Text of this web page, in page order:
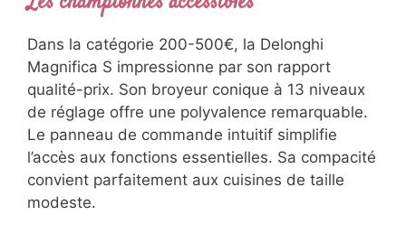
Dans la catégorie 200-500€, la Delonghi
Magnifica S impressionne par son rapport
qualité-prix. Son broyeur conique à 13 niveaux
de réglage offre une polyvalence remarquable.
Le panneau de commande intuitif simplifie
l’accès aux fonctions essentielles. Sa compacité
convient parfaitement aux cuisines de taille
modeste.